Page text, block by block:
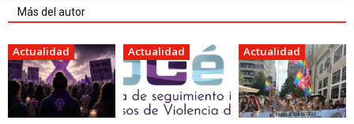
Más del autor
Actualidad Actualidad Actualidad